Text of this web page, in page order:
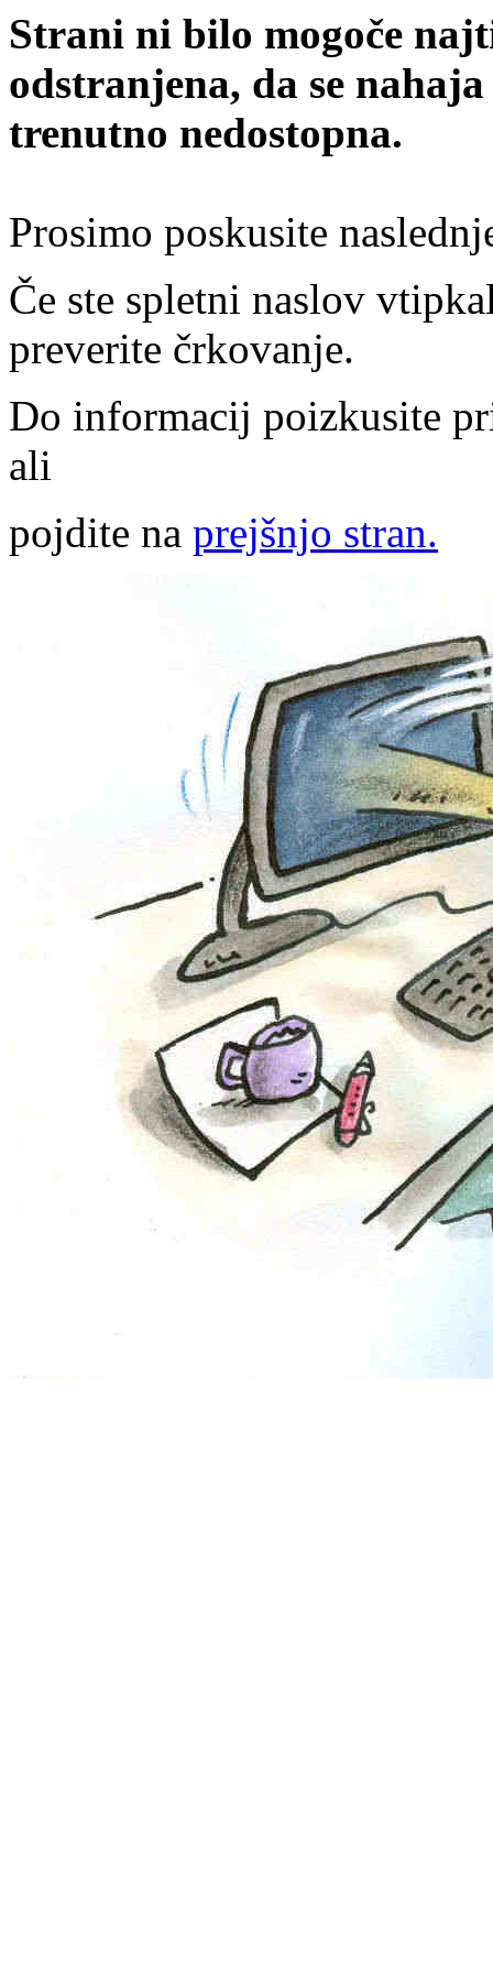
Strani ni bilo mogoče
odstranjena, da se
trenutno nedostopna.
Prosimo poskusite
Če ste spletni naslov
preverite črkovanje.
Do informacij poizkusite
ali
pojdite na prejšnjo stran.